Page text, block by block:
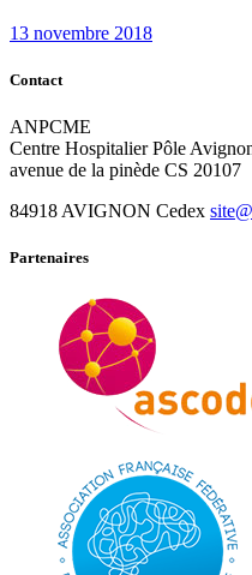
13 novembre 2018
Contact
ANPCME
Centre Hospitalier Pôle
avenue de la pinède CS 20107
84918 AVIGNON Cedex
Partenaires